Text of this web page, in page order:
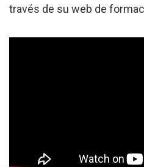
través de su web de